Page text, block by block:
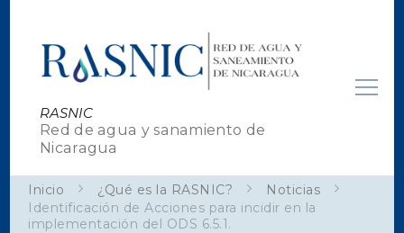
RASNIC
Red de agua y sanamiento de
Nicaragua
Inicio ¿Qué es la RASNIC?
Noticias
Identificación de Acciones para incidir en la
implementación del ODS 6.5.1.